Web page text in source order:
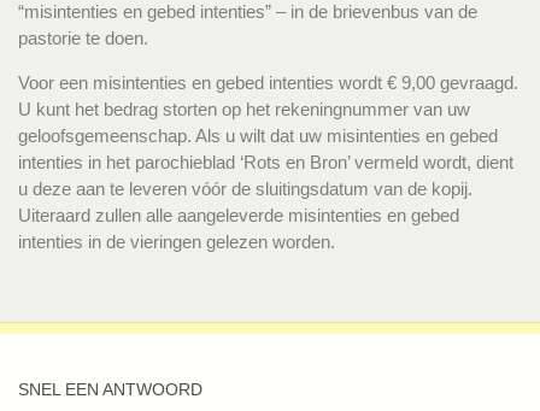
“misintenties en gebed intenties” – in de brievenbus van de
pastorie te doen.
Voor een misintenties en gebed intenties wordt € 9,00 gevraagd.
U kunt het bedrag storten op het rekeningnummer van uw
geloofsgemeenschap. Als u wilt dat uw misintenties en gebed
intenties in het parochieblad ‘Rots en Bron’ vermeld wordt, dient
u deze aan te leveren vóór de sluitingsdatum van de kopij.
Uiteraard zullen alle aangeleverde misintenties en gebed
intenties in de vieringen gelezen worden.
SNEL EEN ANTWOORD